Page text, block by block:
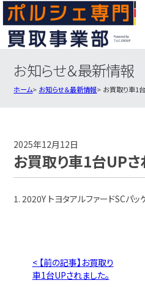
3ステップのカンタン査定
ポルシェ買取実績
お知らせ＆最新情報
ホーム お知らせ＆最新情報 お買取り車1
2025年12月12日
お買取り車1台UPさ
1. 2020Y トヨタアルファードSC
< 【前の記事】お買取り
車1台UPされました。